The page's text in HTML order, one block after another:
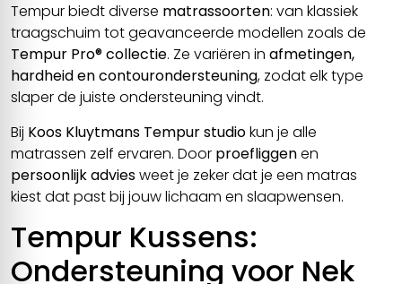
Toestemming Details
Deze website maakt gebruik van cookies
We gebruiken cookies om content en advertenties te
personaliseren, om functies voor social media te bieden
en om ons websiteverkeer te analyseren. Ook delen we
informatie over uw gebruik van onze site met onze
partners voor social media, adverteren en analyse. Deze
Tempur biedt diverse matrassoorten: van klassiek
traagschuim tot geavanceerde modellen zoals de
Tempur Pro® collectie. Ze variëren in afmetingen,
hardheid en contourondersteuning, zodat elk type
slaper de juiste ondersteuning vindt.
Bij Koos Kluytmans Tempur studiokun je alle
matrassen zelf ervaren. Door proefliggenen
persoonlijk adviesweet je zeker dat je een matras
kiest dat past bij jouw lichaam en slaapwensen.
Tempur Kussens:
Ondersteuning voor Nek